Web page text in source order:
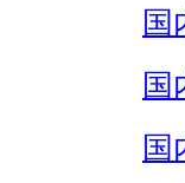
国
国
国